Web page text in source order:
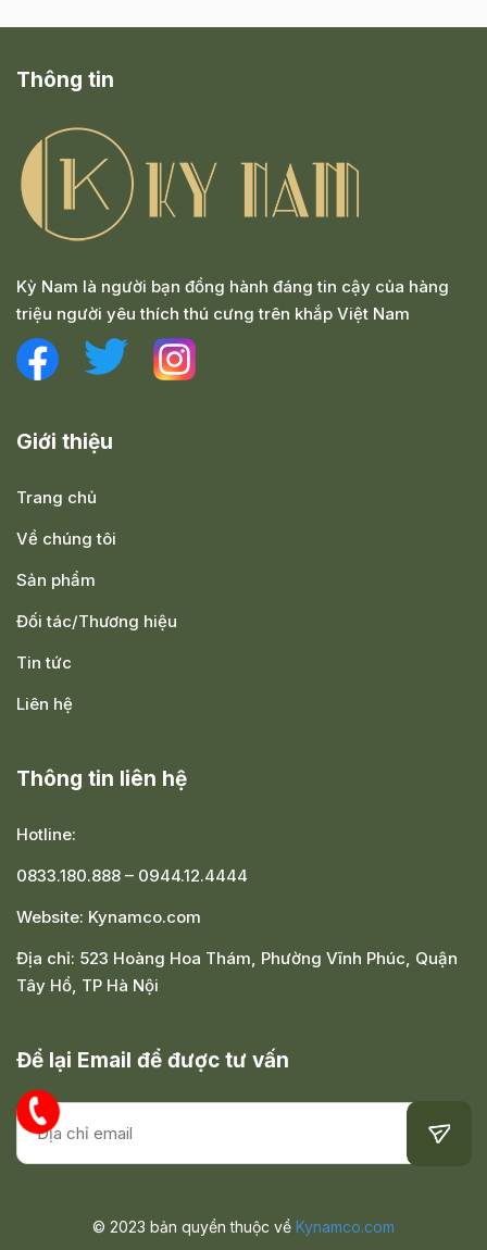
Thông tin
Kỳ Nam là người bạn đồng hành đáng tin cậy của hàng
triệu người yêu thích thú cưng trên khắp Việt Nam
Giới thiệu
Trang chủ
Về chúng tôi
Sản phẩm
Đối tác/Thương hiệu
Tin tức
Liên hệ
Thông tin liên hệ
Hotline:
0833.180.888 – 0944.12.4444
Website: Kynamco.com
Địa chỉ: 523 Hoàng Hoa Thám, Phường Vĩnh Phúc, Quận
Tây Hồ, TP Hà Nội
Để lại Email để được tư vấn
© 2023 bản quyền thuộc về Kynamco.com